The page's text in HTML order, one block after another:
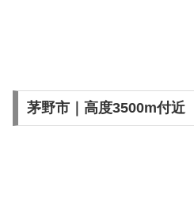
茅野市｜高度3500m付近